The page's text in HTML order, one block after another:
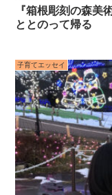
『箱根彫刻の森
ととのって帰る
子育てエッセイ